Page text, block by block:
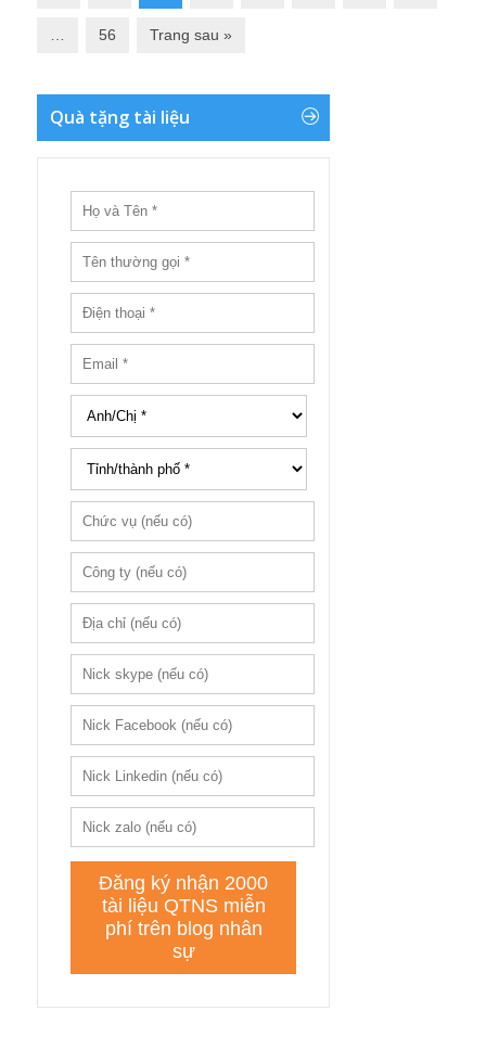
56 Trang sau »
Quà tặng tài liệu